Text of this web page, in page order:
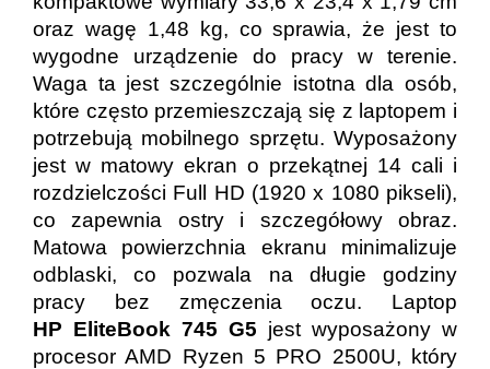
oraz wagę 1,48 kg, co sprawia, że jest to
wygodne urządzenie do pracy w terenie.
Waga ta jest szczególnie istotna dla osób,
które często przemieszczają się z laptopem i
potrzebują mobilnego sprzętu. Wyposażony
jest w matowy ekran o przekątnej 14 cali i
rozdzielczości Full HD (1920 x 1080 pikseli),
co zapewnia ostry i szczegółowy obraz.
Matowa powierzchnia ekranu minimalizuje
odblaski, co pozwala na długie godziny
pracy bez zmęczenia oczu. Laptop
HP EliteBook 745 G5 jest wyposażony w
procesor AMD Ryzen 5 PRO 2500U, który